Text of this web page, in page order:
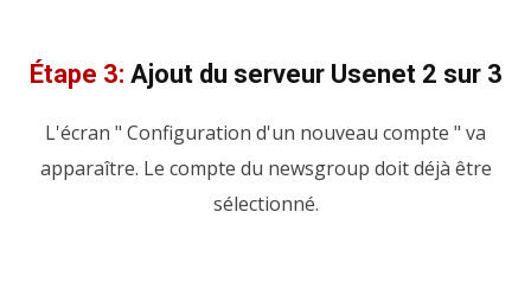
Étape 3: Ajout du serveur Usenet 2 sur 3
L'écran " Configuration d'un nouveau compte " va
apparaître. Le compte du newsgroup doit déjà être
sélectionné.